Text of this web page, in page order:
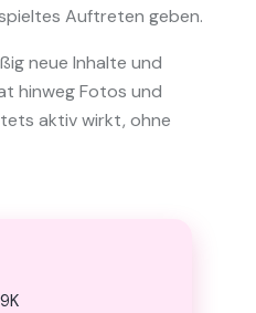
Auftreten geben.
neue Inhalte und
hinweg Fotos und
aktiv wirkt, ohne